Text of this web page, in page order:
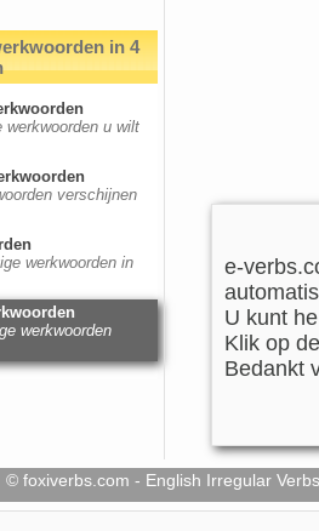
in 4
werkwoorden u wilt
verschijnen
werkwoorden in
werkwoorden
e-
U kunt
Klik op
Bedankt
© foxiverbs.com - English Irregular